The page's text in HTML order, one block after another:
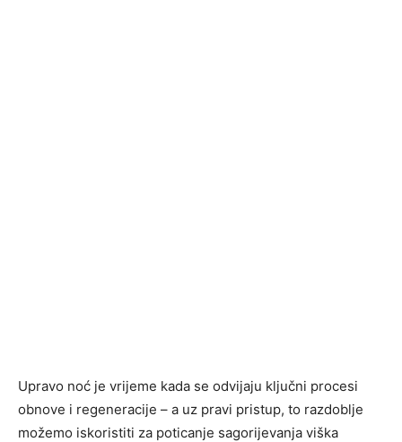
Upravo noć je vrijeme kada se odvijaju ključni procesi
obnove i regeneracije – a uz pravi pristup, to razdoblje
možemo iskoristiti za poticanje sagorijevanja viška